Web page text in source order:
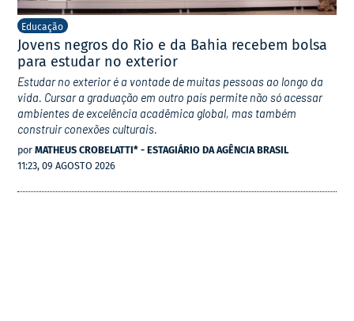
Educação
Jovens negros do Rio e da Bahia recebem bolsa
para estudar no exterior
Estudar no exterior é a vontade de muitas pessoas ao longo da
vida. Cursar a graduação em outro país permite não só acessar
ambientes de excelência acadêmica global, mas também
construir conexões culturais.
por MATHEUS CROBELATTI* - ESTAGIÁRIO DA AGÊNCIA BRASIL
11:23, 09 AGOSTO 2026